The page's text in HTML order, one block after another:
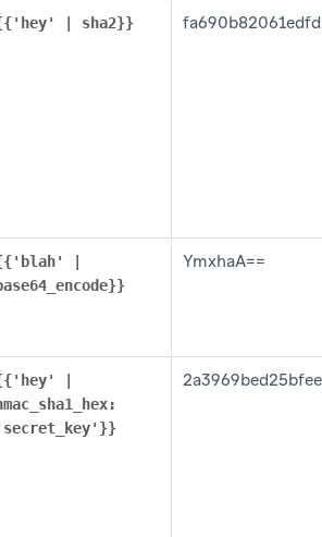
| sha2}}
|
YmxhaA==
|